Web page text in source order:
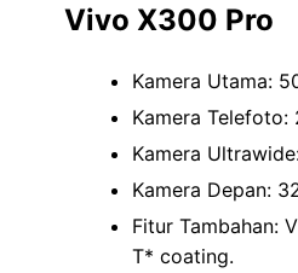
Vivo X300 Pro
Kamera Utama:
Kamera Telefoto:
Kamera
Kamera Depan:
Fitur Tambahan:
T* coating.